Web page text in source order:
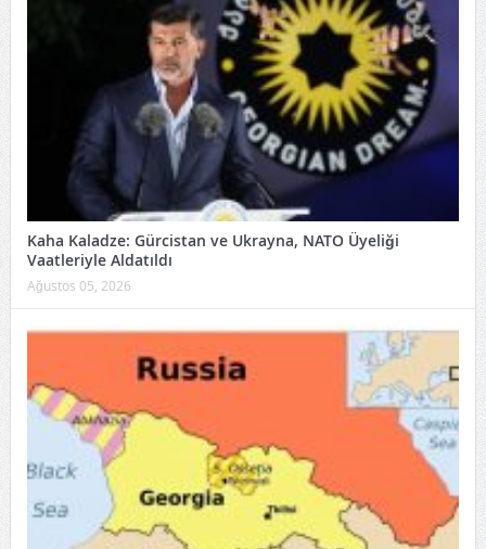
Kaha Kaladze: Gürcistan ve Ukrayna, NATO Üyeliği
Vaatleriyle Aldatıldı
Ağustos 05, 2026